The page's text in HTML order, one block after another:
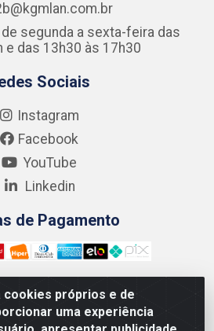
próprios e de
uma experiência
segunda a sexta-feira das
e das 13h30 às 17h30
Sociais
Instagram
Facebook
YouTube
Linkedin
de Pagamento
- CNPJ 18.217.682/0001-54 -